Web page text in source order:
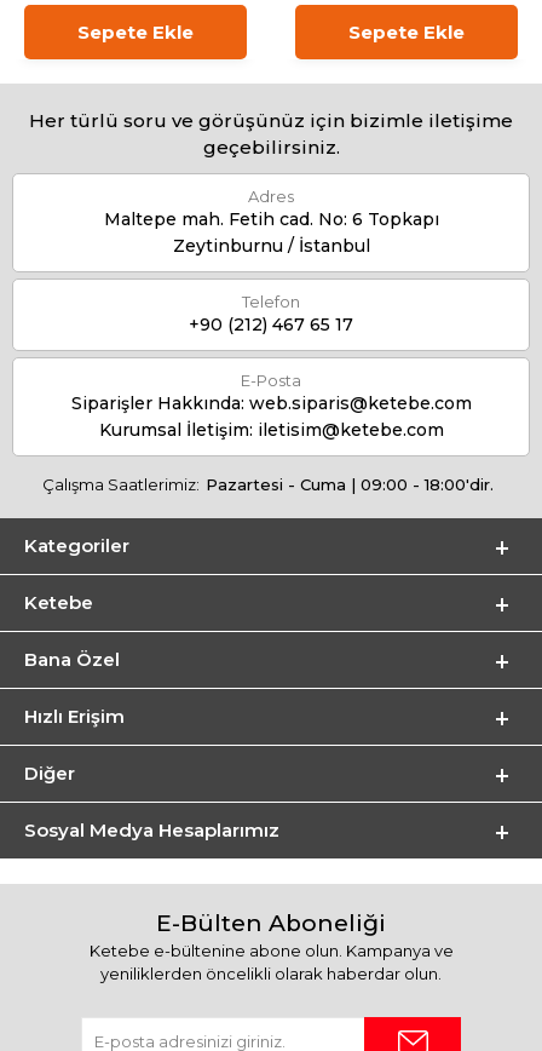
Sepete Ekle Sepete Ekle
Her türlü soru ve görüşünüz için bizimle iletişime
geçebilirsiniz.
Adres
Maltepe mah. Fetih cad. No: 6 Topkapı
Zeytinburnu / İstanbul
Telefon
+90 (212) 467 65 17
E-Posta
Siparişler Hakkında: web.siparis@ketebe.com
Kurumsal İletişim: iletisim@ketebe.com
Çalışma Saatlerimiz: Pazartesi - Cuma | 09:00 - 18:00'dir.
Kategoriler
Ketebe
Bana Özel
Hızlı Erişim
Diğer
Sosyal Medya Hesaplarımız
E-Bülten Aboneliği
Ketebe e-bültenine abone olun. Kampanya ve
yeniliklerden öncelikli olarak haberdar olun.